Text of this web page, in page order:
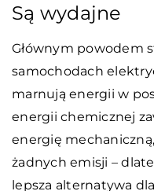
Są wydajne
Głównym powodem
samochodach
marnują energii w
energii chemicznej
energię
żadnych emisji –
lepsza alternatywa